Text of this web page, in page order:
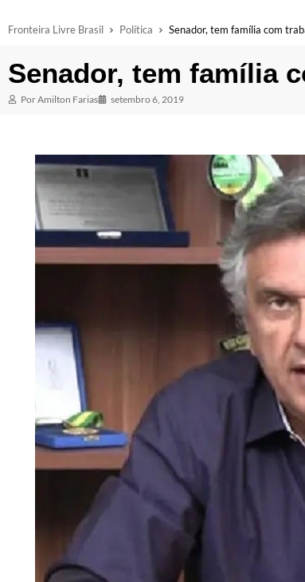
Fronteira Livre Brasil Política Senador, tem família com
Senador, tem família
PorAmilton Farias setembro 6, 2019